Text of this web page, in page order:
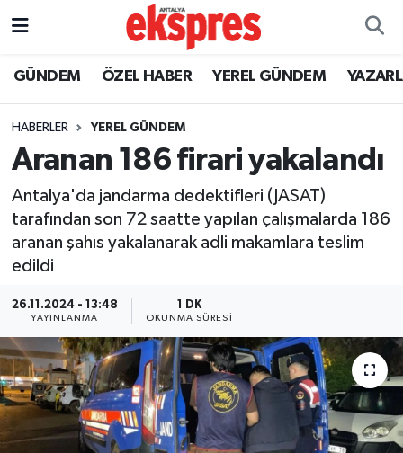
GÜNDEM ÖZEL HABER YEREL GÜNDEM
HABERLER YEREL GÜNDEM
Aranan 186 firari yakalandı
Antalya'da jandarma dedektifleri (JASAT)
tarafından son 72 saatte yapılan çalışmalarda 186
aranan şahıs yakalanarak adli makamlara teslim
edildi
26.11.2024 - 13:48
YAYINLANMA
1 DK
OKUNMA SÜRESI
ÖZEL HABER
YEREL GÜNDEM
EKONOMİ
KÜLTÜR - SANAT
SPOR
SİYASET
SAĞLIK
DÜNYA
Nöbetçi Eczaneler
Trafik Durumu
Süper Lig Puan Durumu ve Fikstür
Tüm Manşetler
Son Dakika Haberleri
Haber Arşivi